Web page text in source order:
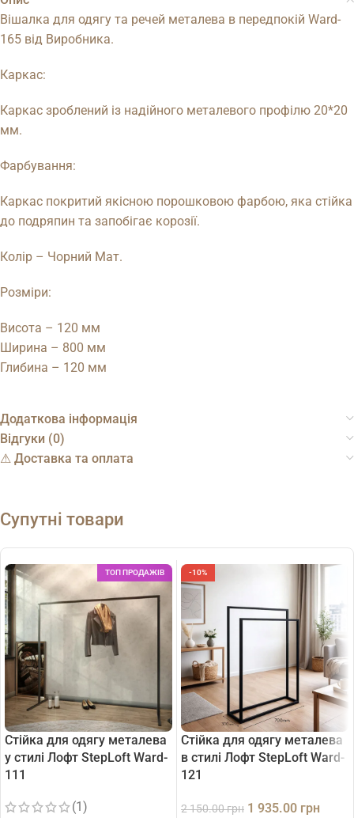
Вішалка для одягу та речей металева в передпокій Ward-
165 від Виробника.
Каркас:
Каркас зроблений із надійного металевого профілю 20*20
мм.
Фарбування:
Каркас покритий якісною порошковою фарбою, яка стійка
до подряпин та запобігає корозії.
Колір – Чорний Мат.
Розміри:
Висота – 120 мм
Ширина – 800 мм
Глибина – 120 мм
Додаткова інформація
Відгуки (0)
⚠︎ Доставка та оплата
Супутні товари
ТОП ПРОДАЖІВ
Стійка для одягу металева
у стилі Лофт StepLoft Ward-
111
(1)
-10%
Стійка для одягу металева
в стилі Лофт StepLoft Ward-
121
2 150.00грн 1 935.00 грн